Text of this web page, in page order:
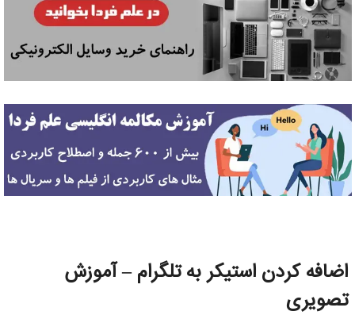
اضافه کردن استیکر به تلگرام – آموزش
تصویری